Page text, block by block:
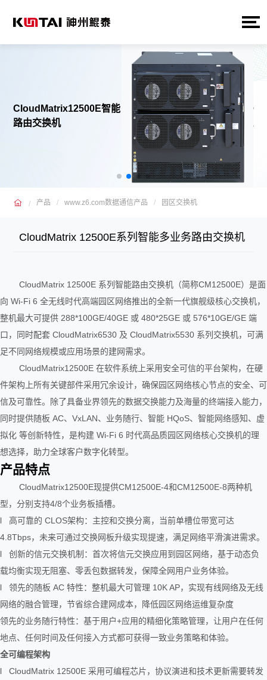
CloudMatrix12500E智能
路由交换机
产品 www.z6.com数据通信产品 园区交换机
CloudMatrix 12500E系列智能多业务路由交换机
CloudMatrix 12500E 系列智能路由交换机（简称CM12500E）是面
向 Wi-Fi 6 全无线时代高端园区网络推出的全新一代旗舰级核心交换机，
整机最大可提供 288*100GE/40GE 或 480*25GE 或 576*10GE/GE 端
口，同时配套 CloudMatrix6530 及 CloudMatrix5530 系列交换机，可满
足不同网络规模或应用场景的建网需求。
CloudMatrix12500E 在软件系统上采用安全可信的平台架构，在硬
件架构上所有关键部件采用冗余设计，确保园区网络核心节点的安全、可
信及可靠性。除了具备业界领先的数据交换能力及海量的终端接入能力，
同时提供随板 AC、VxLAN、业务随行、智能 HQoS、智能网络感知、虚
拟化 等创新特性，是构建 Wi-Fi 6 时代高品质园区网络核心交换机的理
想选择，助力全球客户数字化转型。
产品特点
CloudMatrix12500E现提供CM12500E-4和CM12500E-8两种机
型，分别支持4/8个业务板插槽。
l 高可靠的 CLOS架构：主控和交换分离，当前单槽位带宽可达
4.8Tbps，未来可通过交换网板升级实现提速，满足网络平滑演进需求。
l 创新的信元交换机制：首次将信元交换应用到园区网络，基于动态负
载均衡实现无阻塞、零丢包数据转发，保障全网用户业务体验。
l 领先的随板 AC 特性：整机最大可管理 10K AP，实现有线网络及无线
网络的融合管理，节省综合建网成本，降低园区网络运维复杂度
领先的业务随行特性：基于用户+应用的精细化策略管理，让用户在任何
地点、任何时间及任何接入方式都可获得一致业务策略和体验。
全可编程架构
l CloudMatrix 12500E 采用可编程芯片，协议演进和技术更新需要转发